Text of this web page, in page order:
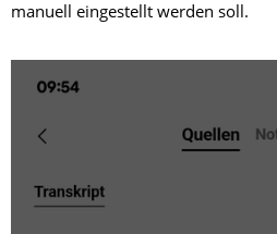
manuell eingestellt werden soll.